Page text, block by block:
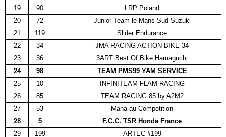
19
90
LRP Poland
20
72
Junior Team le Mans Sud Suzuki
21
119
Slider Endurance
22
34
JMA RACING ACTION BIKE 34
23
36
3ART Best Of Bike Hamaguchi
24
98
TEAM PMS99 YAM SERVICE
25
10
INFINITEAM FLAM RACING
26
85
TEAM RACING 85 by A2M2
27
53
Mana-au Competition
28
5
F.C.C. TSR Honda France
29
199
ARTEC #199